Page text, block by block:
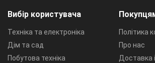
Вибір користувача
Техніка та електроніка
Дім та сад
Побутова техніка
Політика
Про нас
Доставка